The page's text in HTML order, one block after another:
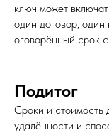
ключ может
один договор, один
оговорённый срок
Подитог
Сроки и стоимость
удалённости и